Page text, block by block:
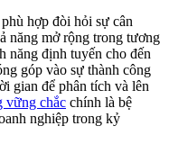
hợp đòi hỏi sự cân
năng mở rộng trong tương
năng định tuyến cho đến
góp vào sự thành công
gian để phân tích và lên
vững chắc chính là bệ
nghiệp trong kỷ